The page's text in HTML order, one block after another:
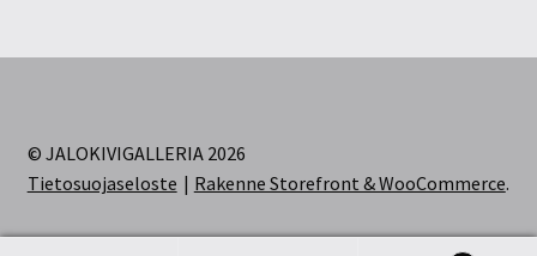
© JALOKIVIGALLERIA 2026
Tietosuojaseloste
Rakenne Storefront & WooCommerce.